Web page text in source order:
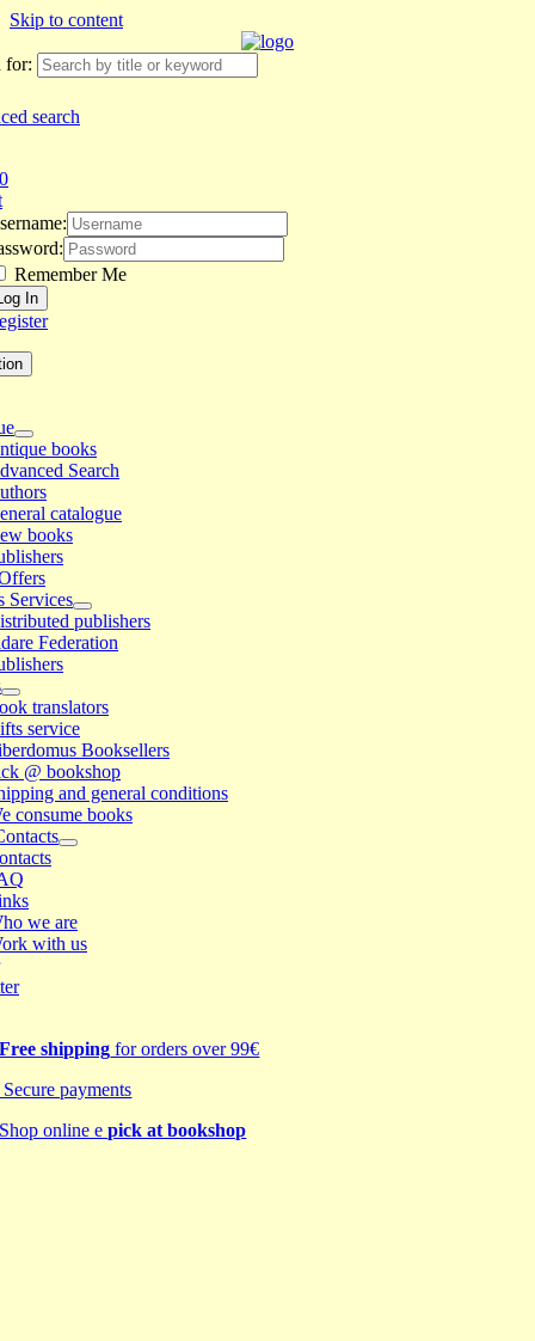
Skip to content
for:
search
0
Remember Me
books
Search
catalogue
books
Services
publishers
Federation
translators
service
Booksellers
@ bookshop
and general conditions
consume books
we are
with us
Free shipping for orders over 99€
Secure payments
Shop online epick at bookshop